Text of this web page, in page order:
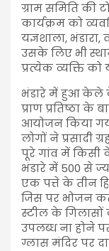
ग्राम समिति की
कार्यक्रम को
यज्ञशाला,
उसके लिए भी
प्रत्येक व्यक्ति
भंडारे में हुआ केले
प्राण प्रतिष्ठा के
आयोजन किया
लोगों ने प्रसादी
पूरे गांव में किसी
भंडारे में 500 से
एक पत्ते के तीन
जिस पर भोजन
स्टील के गिलासों
उपलब्ध ना होने
ग्लास मंदिर पर